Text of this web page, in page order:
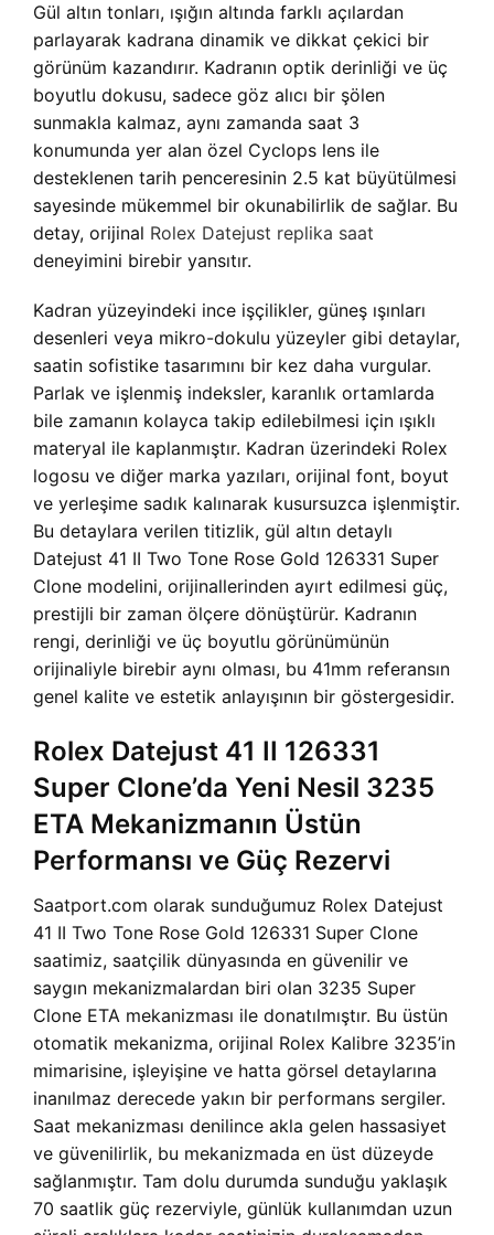
Gül altın tonları, ışığın altında farklı açılardan
parlayarak kadrana dinamik ve dikkat çekici bir
görünüm kazandırır. Kadranın optik derinliği ve üç
boyutlu dokusu, sadece göz alıcı bir şölen
sunmakla kalmaz, aynı zamanda saat 3
konumunda yer alan özel Cyclops lens ile
desteklenen tarih penceresinin 2.5 kat büyütülmesi
sayesinde mükemmel bir okunabilirlik de sağlar. Bu
detay, orijinal Rolex Datejust replika saat
deneyimini birebir yansıtır.
Kadran yüzeyindeki ince işçilikler, güneş ışınları
desenleri veya mikro-dokulu yüzeyler gibi detaylar,
saatin sofistike tasarımını bir kez daha vurgular.
Parlak ve işlenmiş indeksler, karanlık ortamlarda
bile zamanın kolayca takip edilebilmesi için ışıklı
materyal ile kaplanmıştır. Kadran üzerindeki Rolex
logosu ve diğer marka yazıları, orijinal font, boyut
ve yerleşime sadık kalınarak kusursuzca işlenmiştir.
Bu detaylara verilen titizlik, gül altın detaylı
Datejust 41 II Two Tone Rose Gold 126331 Super
Clone modelini, orijinallerinden ayırt edilmesi güç,
prestijli bir zaman ölçere dönüştürür. Kadranın
rengi, derinliği ve üç boyutlu görünümünün
orijinaliyle birebir aynı olması, bu 41mm referansın
genel kalite ve estetik anlayışının bir göstergesidir.
Rolex Datejust 41 II 126331
Super Clone’da Yeni Nesil 3235
ETA Mekanizmanın Üstün
Performansı ve Güç Rezervi
Saatport.com olarak sunduğumuz Rolex Datejust
41 II Two Tone Rose Gold 126331 Super Clone
saatimiz, saatçilik dünyasında en güvenilir ve
saygın mekanizmalardan biri olan 3235 Super
Clone ETA mekanizması ile donatılmıştır. Bu üstün
otomatik mekanizma, orijinal Rolex Kalibre 3235’in
mimarisine, işleyişine ve hatta görsel detaylarına
inanılmaz derecede yakın bir performans sergiler.
Saat mekanizması denilince akla gelen hassasiyet
ve güvenilirlik, bu mekanizmada en üst düzeyde
sağlanmıştır. Tam dolu durumda sunduğu yaklaşık
70 saatlik güç rezerviyle, günlük kullanımdan uzun